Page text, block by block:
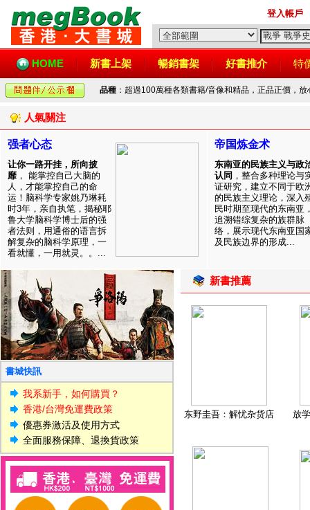
登入帳戶
HOME 新書上架 暢銷書架 好書推介 特
品種 ：超過100萬種各類書籍/音像和精品，正品正價，
人氣關注
强者心态
让你一路开挂，所向披
靡 ， 能掌控自己大脑的
人，才能掌控自己的命
运！脑科学专家姚乃琳耗
时3年，亲自执笔，揭秘耶
鲁大学脑科学博士后的强
者法则，用通俗的语言拆
解复杂的脑科学原理，一
看就懂，一用就灵。。...
帝国炼金术
东南亚的民族主义与政
认同 ，整合多种理论与
证研究，建立不同于欧
的民族主义理论，深入
民时期至现代的东南亚
追溯错综复杂的族群脉
络，展示现代东南亚国
及民族边界的形成...
書城快訊
我系新手，如何購買？
香港/台灣免運費政策
優惠券激活及使用方式
全面服務保障、退換貨政策
新書推薦
东野圭吾：解忧杂货店 放